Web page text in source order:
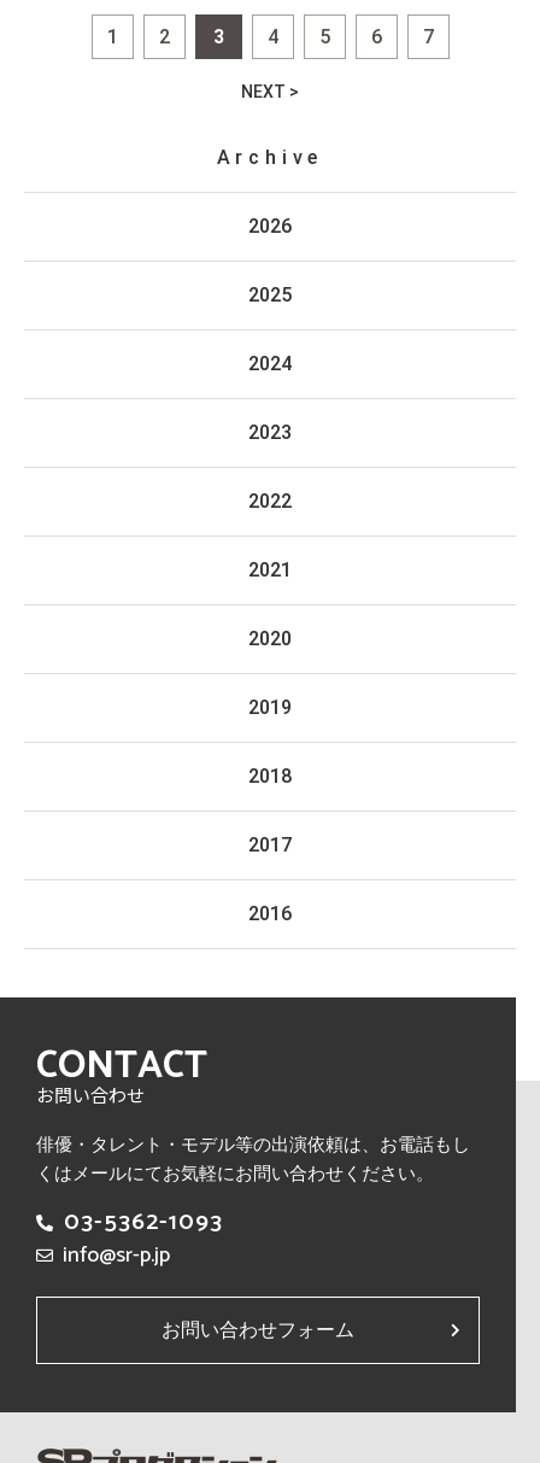
1 2 3 4 5 6 7
NEXT >
Archive
2026
2025
2024
2023
2022
2021
2020
2019
2018
2017
2016
CONTACT
お問い合わせ
俳優・タレント・モデル等の出演依頼は、 お電話もし
くはメールにてお気軽にお問い合わせください。
03-5362-1093
info@sr-p.jp
お問い合わせフォーム